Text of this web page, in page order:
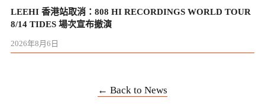
LEEHI 香港站取消：808 HI RECORDINGS WORLD TOUR
8/14 TIDES 場次宣布撤演
2026年8月6日
← Back to News